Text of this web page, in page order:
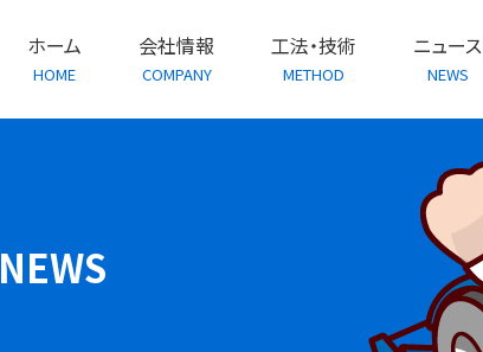
ホーム
HOME
会社情報
COMPANY
工法・技術
METHOD
ニュース
NEWS
NEWS